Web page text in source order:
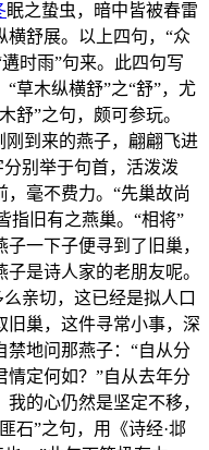
眠之蛰虫，暗中皆被春雷
横舒展。以上四句，“众
时雨”句来。此四句写
草木纵横舒”之“舒”，尤
舒”之句，颇可参玩。
刚到来的燕子，翩翩飞进
分别举于句首，活泼泼
毫不费力。“先巢故尚
指旧有之燕巢。“相将”
一下子便寻到了旧巢，
是诗人家的老朋友呢。
亲切，这已经是拟人口
旧巢，这件寻常小事，深
地问那燕子：“自从分
定何如？”自从去年分
的心仍然是坚定不移，
石”之句，用《诗经·邶